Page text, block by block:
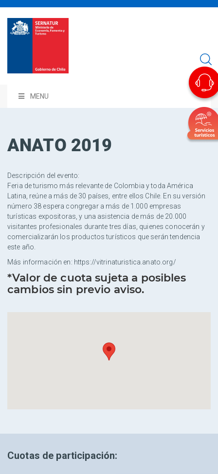
MENU
ANATO 2019
Descripción del evento:
Feria de turismo más relevante de Colombia y toda América
Latina, reúne a más de 30 países, entre ellos Chile. En su versión
número 38 espera congregar a más de 1.000 empresas
turísticas expositoras, y una asistencia de más de 20.000
visitantes profesionales durante tres días, quienes conocerán y
comercializarán los productos turísticos que serán tendencia
este año.
Más información en: https://vitrinaturistica.anato.org/
*Valor de cuota sujeta a posibles
cambios sin previo aviso.
Cuotas de participación: